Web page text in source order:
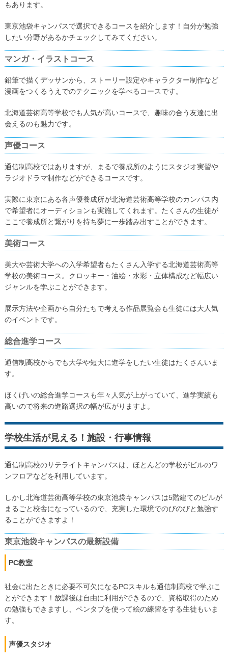
もあります。
東京池袋キャンパスで選択できるコースを紹介します！自分が勉強
したい分野があるかチェックしてみてください。
マンガ・イラストコース
鉛筆で描くデッサンから、ストーリー設定やキャラクター制作など
漫画をつくるうえでのテクニックを学べるコースです。
北海道芸術高等学校でも人気が高いコースで、趣味の合う友達に出
会えるのも魅力です。
声優コース
通信制高校ではありますが、まるで養成所のようにスタジオ実習や
ラジオドラマ制作などができるコースです。
実際に東京にある各声優養成所が北海道芸術高等学校のカンパス内
で希望者にオーディションも実施してくれます。たくさんの生徒が
ここで養成所と繋がりを持ち夢に一歩踏み出すことができます。
美術コース
美大や芸術大学への入学希望者もたくさん入学する北海道芸術高等
学校の美術コース。クロッキー・油絵・水彩・立体構成など幅広い
ジャンルを学ぶことができます。
展示方法や企画から自分たちで考える作品展覧会も生徒には大人気
のイベントです。
総合進学コース
通信制高校からでも大学や短大に進学をしたい生徒はたくさんいま
す。
ほくげいの総合進学コースも年々人気が上がっていて、進学実績も
高いので将来の進路選択の幅が広がりますよ。
学校生活が見える！施設・行事情報
通信制高校のサテライトキャンパスは、ほとんどの学校がビルのワ
ンフロアなどを利用しています。
しかし北海道芸術高等学校の東京池袋キャンパスは5階建てのビルが
まるごと校舎になっているので、充実した環境でのびのびと勉強す
ることができますよ！
東京池袋キャンパスの最新設備
PC教室
社会に出たときに必要不可欠になるPCスキルも通信制高校で学ぶこ
とができます！放課後は自由に利用ができるので、資格取得のため
の勉強もできますし、ペンタブを使って絵の練習をする生徒もいま
す。
声優スタジオ